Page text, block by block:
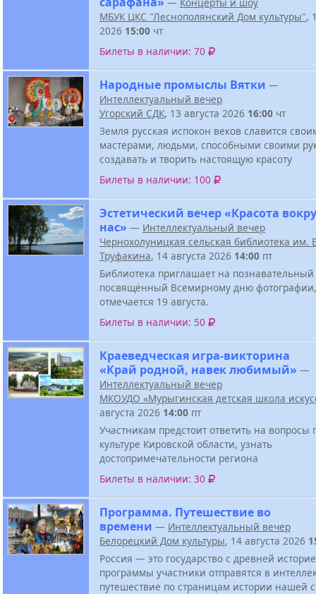
МБУК ЦКС "Леснополянский Дом культуры",
2026 15:00 чт
Билеты в наличии: 70
Народные промыслы Вятки —
Интеллектуальный вечер
Угорский СДК, 13 августа 2026 16:00 чт
Земля русская испокон веков славится
мастерами, людьми, способными своими
создавать и творить настоящую красоту
Билеты в наличии: 100
Эстетический вечер «Красота
нас» — Интеллектуальный вечер
Чернохолуницкая сельская библиотека им.
Труфакина, 14 августа 2026 14:00 пт
Библиотека приглашает на познавательный
посвящённый Всемирному дню
отмечается 19 августа.
Билеты в наличии: 50
Краеведческая игра-викторина
«Край родной, навек любимый» —
Интеллектуальный вечер
МКОУДО «Мурыгинская детская школа
августа 2026 14:00 пт
Участникам предстоит ответить на вопросы
культуре Кировской области, узнать
достопримечательности региона
Билеты в наличии: 30
Программа. Путешествие во
времени — Интеллектуальный вечер
Белорецкий Дом культуры, 14 августа 2026
Россия — это государство с древней
программы участники отправятся в
путешествие по страницам истории нашей